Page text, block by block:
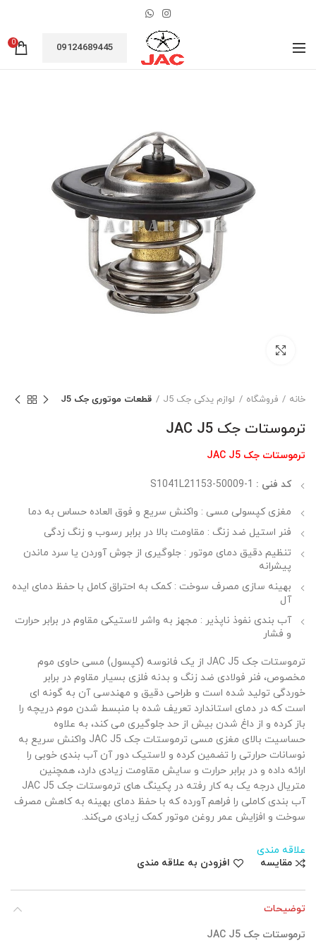
09124689445
0
خانه فروشگاه لوازم یدکی جک J5 قطعات موتوری جک J5
ترموستات جک JAC J5
ترموستات جک JAC J5
کد فنی :
مغزی کپسولی مسی : واکنش سریع و فوق ‌العاده حساس به دما
فنر استیل ضد زنگ : مقاومت بالا در برابر رسوب و زنگ ‌زدگی
تنظیم دقیق دمای موتور : جلوگیری از جوش آوردن یا سرد ماندن
پیشرانه
بهینه ‌سازی مصرف سوخت : کمک به احتراق کامل با حفظ دمای ایده
‌آل
آب ‌بندی نفوذ ناپذیر : مجهز به واشر لاستیکی مقاوم در برابر حرارت
و فشار
ترموستات جک JAC J5 از یک فانوسه (کپسول) مسی حاوی موم
مخصوص، فنر فولادی ضد زنگ و بدنه فلزی بسیار مقاوم در برابر
خوردگی تولید شده است و طراحی دقیق و مهندسی آن به گونه ‌ای
است که در دمای استاندارد تعریف شده با منبسط شدن موم دریچه را
باز کرده و از داغ شدن بیش از حد جلوگیری می کند، به علاوه
حساسیت بالای مغزی مسی ترموستات جک JAC J5 واکنش سریع به
نوسانات حرارتی را تضمین کرده و لاستیک دور آن آب بندی خوبی را
ارائه داده و در برابر حرارت و سایش مقاومت زیادی دارد، همچنین
متریال درجه ‌یک به کار رفته در پکینگ‌ های ترموستات جک JAC J5
آب ‌بندی کاملی را فراهم آورده که با حفظ دمای بهینه به کاهش مصرف
سوخت و افزایش عمر روغن موتور کمک زیادی می‌کند.
علاقه مندی
مقایسه
افزودن به علاقه مندی
توضیحات
ترموستات جک JAC J5